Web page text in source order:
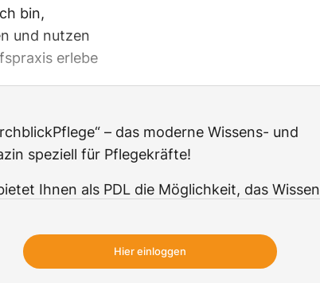
bin,
und nutzen
erlebe
– das moderne Wissens- und
speziell für Pflegekräfte!
Ihnen als PDL die Möglichkeit, das Wissen
dass diese ihre Aufgaben sicher und
und damit insgesamt zu einer
Hier einloggen